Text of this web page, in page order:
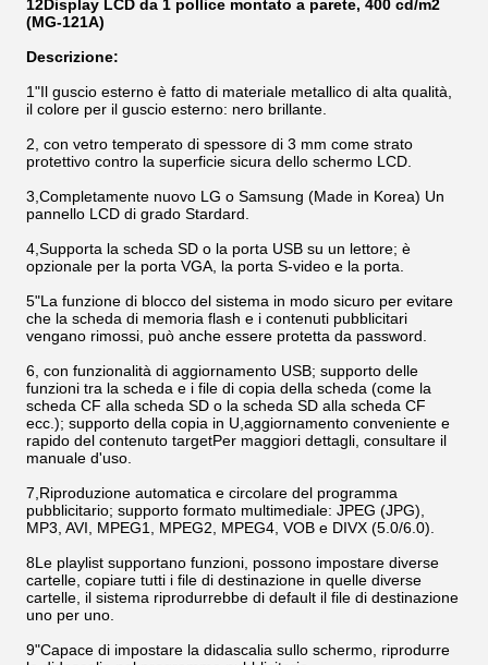
12Display LCD da 1 pollice montato a parete, 400 cd/m2
(MG-121A)
Descrizione:
1"Il guscio esterno è fatto di materiale metallico di alta qualità,
il colore per il guscio esterno: nero brillante.
2, con vetro temperato di spessore di 3 mm come strato
protettivo contro la superficie sicura dello schermo LCD.
3,Completamente nuovo LG o Samsung (Made in Korea) Un
pannello LCD di grado Stardard.
4,Supporta la scheda SD o la porta USB su un lettore; è
opzionale per la porta VGA, la porta S-video e la porta.
5"La funzione di blocco del sistema in modo sicuro per evitare
che la scheda di memoria flash e i contenuti pubblicitari
vengano rimossi, può anche essere protetta da password.
6, con funzionalità di aggiornamento USB; supporto delle
funzioni tra la scheda e i file di copia della scheda (come la
scheda CF alla scheda SD o la scheda SD alla scheda CF
ecc.); supporto della copia in U,aggiornamento conveniente e
rapido del contenuto targetPer maggiori dettagli, consultare il
manuale d'uso.
7,Riproduzione automatica e circolare del programma
pubblicitario; supporto formato multimediale: JPEG (JPG),
MP3, AVI, MPEG1, MPEG2, MPEG4, VOB e DIVX (5.0/6.0).
8Le playlist supportano funzioni, possono impostare diverse
cartelle, copiare tutti i file di destinazione in quelle diverse
cartelle, il sistema riprodurrebbe di default il file di destinazione
uno per uno.
9"Capace di impostare la didascalia sullo schermo, riprodurre